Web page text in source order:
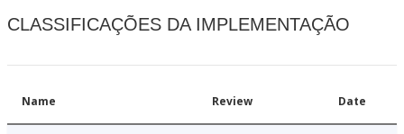
CLASSIFICAÇÕES DA IMPLEMENTAÇÃO
Name Review Date